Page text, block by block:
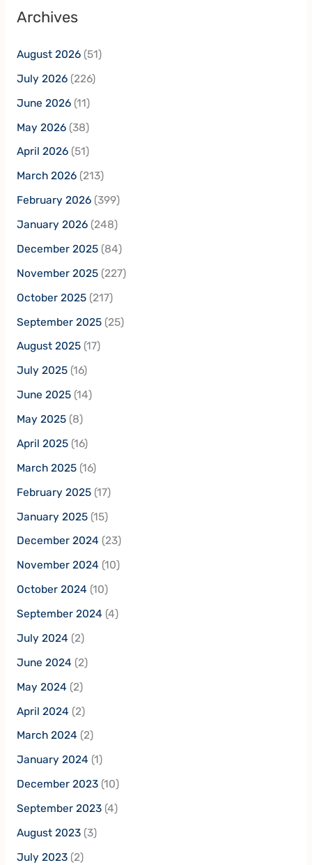
Archives
August 2026(51)
July 2026(226)
June 2026(11)
May 2026(38)
April 2026(51)
March 2026(213)
February 2026(399)
January 2026(248)
December 2025(84)
November 2025(227)
October 2025(217)
September 2025(25)
August 2025(17)
July 2025(16)
June 2025(14)
May 2025(8)
April 2025(16)
March 2025(16)
February 2025(17)
January 2025(15)
December 2024 (23)
November 2024 (10)
October 2024 (10)
September 2024 (4)
July 2024 (2)
June 2024 (2)
May 2024 (2)
April 2024 (2)
March 2024 (2)
January 2024 (1)
December 2023(10)
September 2023(4)
August 2023(3)
July 2023(2)